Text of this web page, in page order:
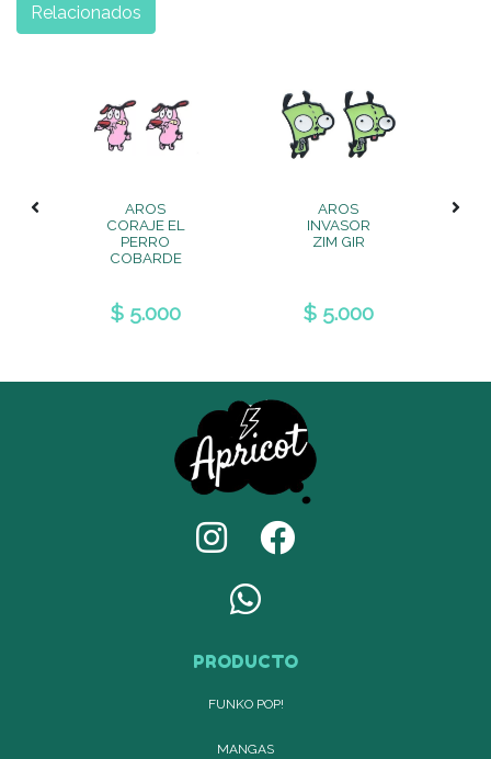
AROS
CORAJE EL
PERRO
COBARDE
$ 5.000
AROS
INVASOR
ZIM GIR
$ 5.000
Relacionados
PRODUCTO
FUNKO POP!
MANGAS